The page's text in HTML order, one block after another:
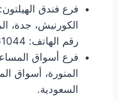
فرع فندق
الكورنيش، جدة،
رقم الهاتف: 00966508361044.
فرع أسواق
المنورة، أسواق
السعودية.